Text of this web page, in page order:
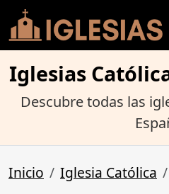
Iglesias
Descubre todas las
Inicio Iglesia Católica